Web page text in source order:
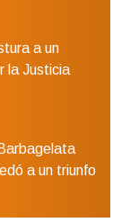
a un
la Justicia
a un triunfo